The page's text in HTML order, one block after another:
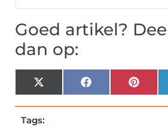
Goed artikel?
dan op:
X
(Twitter)
Facebook
Tags: